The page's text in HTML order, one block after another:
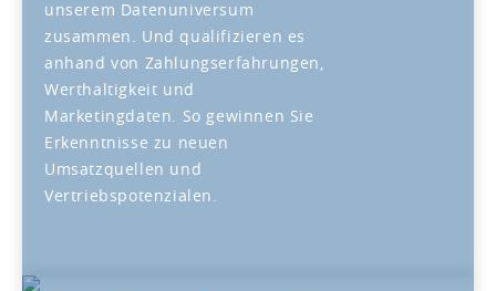
unserem Datenuniversum
zusammen. Und qualifizieren es
anhand von Zahlungserfahrungen,
Werthaltigkeit und
Marketingdaten. So gewinnen Sie
Erkenntnisse zu neuen
Umsatzquellen und
Vertriebspotenzialen.